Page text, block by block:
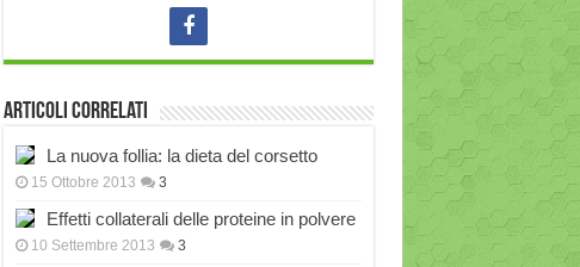
Articoli correlati
La nuova follia: la dieta del corsetto
15 Ottobre 2013 3
Effetti collaterali delle proteine in polvere
10 Settembre 2013 3